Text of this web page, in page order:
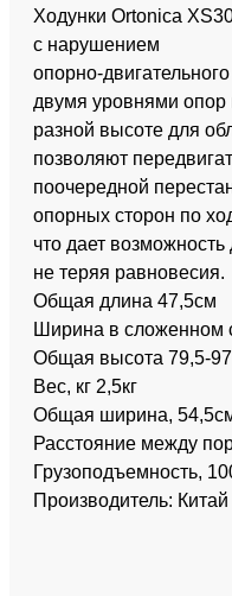
Ходунки Ortonica
с нарушением
опорно-
двумя уровнями опор
разной высоте для
позволяют
поочередной
опорных сторон по
что дает возможность
не теряя равновесия.
Общая длина 47,5см
Ширина в сложенном
Общая высота 79,5-
Вес, кг 2,5кг
Общая ширина,
Расстояние между
Грузоподъемность,
Производитель: Китай